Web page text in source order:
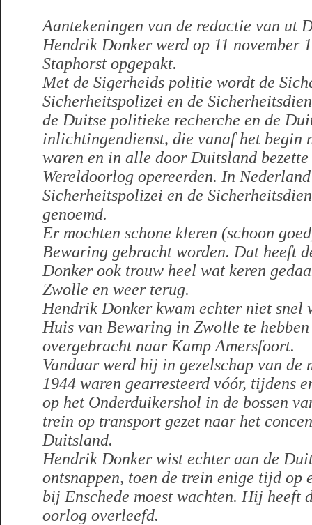
Aantekeningen van de redactie van ut
Hendrik Donker werd op 11 november
Staphorst opgepakt.
Met de Sigerheids politie wordt de
Sicherheitspolizei en de
de Duitse politieke recherche en de
inlichtingendienst, die vanaf het begin
waren en in alle door Duitsland
Wereldoorlog opereerden. In
Sicherheitspolizei en de
genoemd.
Er mochten schone kleren (schoon
Bewaring gebracht worden. Dat heeft
Donker ook trouw heel wat keren
Zwolle en weer terug.
Hendrik Donker kwam echter niet snel
Huis van Bewaring in Zwolle te
overgebracht naar Kamp Amersfoort.
Vandaar werd hij in gezelschap van de
1944 waren gearresteerd vóór, tijdens
op het Onderduikershol in de bossen
trein op transport gezet naar het
Duitsland.
Hendrik Donker wist echter aan de
ontsnappen, toen de trein enige tijd op
bij Enschede moest wachten. Hij heeft
oorlog overleefd.